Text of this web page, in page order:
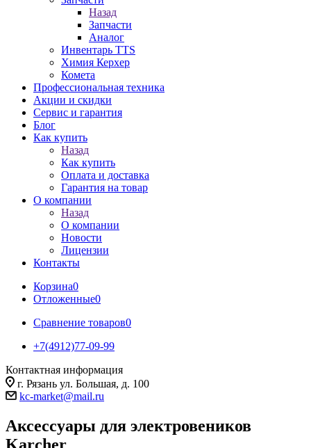
Назад
Запчасти
Аналог
Инвентарь TTS
Химия Керхер
Комета
Профессиональная техника
Акции и скидки
Сервис и гарантия
Блог
Как купить
Назад
Как купить
Оплата и доставка
Гарантия на товар
О компании
Назад
О компании
Новости
Лицензии
Контакты
Корзина0
Отложенные0
Сравнение товаров0
+7(4912)77-09-99
Контактная информация
г. Рязань ул. Большая, д. 100
kc-market@mail.ru
Аксессуары для электровеников